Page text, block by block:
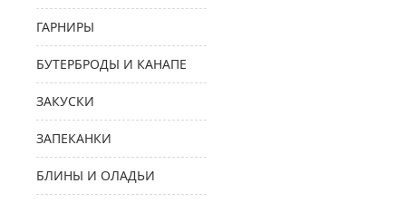
ГАРНИРЫ
БУТЕРБРОДЫ И КАНАПЕ
ЗАКУСКИ
ЗАПЕКАНКИ
БЛИНЫ И ОЛАДЬИ